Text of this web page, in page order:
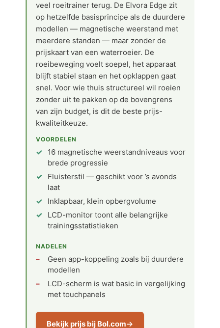
veel roeitrainer terug. De Elvora Edge zit
op hetzelfde basisprincipe als de duurdere
modellen — magnetische weerstand met
meerdere standen — maar zonder de
prijskaart van een waterroeier. De
roeibeweging voelt soepel, het apparaat
blijft stabiel staan en het opklappen gaat
snel. Voor wie thuis structureel wil roeien
zonder uit te pakken op de bovengrens
van zijn budget, is dit de beste prijs-
kwaliteitkeuze.
VOORDELEN
16 magnetische weerstandniveaus voor
brede progressie
Fluisterstil — geschikt voor ’s avonds
laat
Inklapbaar, klein opbergvolume
LCD-monitor toont alle belangrijke
trainingsstatistieken
NADELEN
Geen app-koppeling zoals bij duurdere
modellen
LCD-scherm is wat basic in vergelijking
met touchpanels
Bekijk prijs bij Bol.com